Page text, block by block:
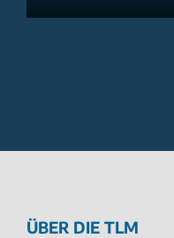
ÜBER DIE TLM